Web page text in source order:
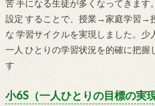
苦 手になる生徒が多くなってきます
設定 することで、授業→家庭学習→
な 学習サイクルを実現しました。少
一人 ひとりの学習状況を的確に把握
す
小6S（一人ひとりの目標の実現